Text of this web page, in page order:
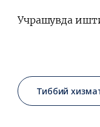
Учрашувда
Тиббий